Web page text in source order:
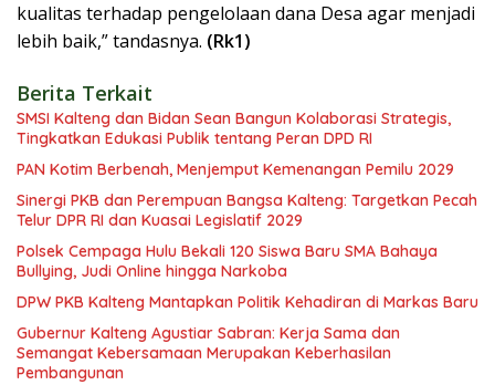
kualitas terhadap pengelolaan dana Desa agar menjadi
lebih baik,” tandasnya. (Rk1)
Berita Terkait
SMSI Kalteng dan Bidan Sean Bangun Kolaborasi Strategis,
Tingkatkan Edukasi Publik tentang Peran DPD RI
PAN Kotim Berbenah, Menjemput Kemenangan Pemilu 2029
Sinergi PKB dan Perempuan Bangsa Kalteng: Targetkan Pecah
Telur DPR RI dan Kuasai Legislatif 2029
Polsek Cempaga Hulu Bekali 120 Siswa Baru SMA Bahaya
Bullying, Judi Online hingga Narkoba
DPW PKB Kalteng Mantapkan Politik Kehadiran di Markas Baru
Gubernur Kalteng Agustiar Sabran: Kerja Sama dan
Semangat Kebersamaan Merupakan Keberhasilan
Pembangunan